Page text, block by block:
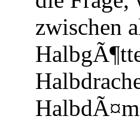
zwischen